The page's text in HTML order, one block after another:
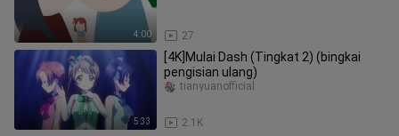
4:00 27
5:33
[4K]Mulai Dash (Tingkat 2) (bingkai
pengisian ulang)
2.1K
tianyuanofficial